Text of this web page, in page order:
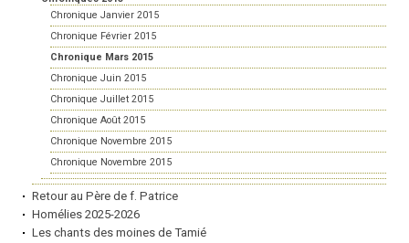
Chronique Janvier 2015
Chronique Février 2015
Chronique Mars 2015
Chronique Juin 2015
Chronique Juillet 2015
Chronique Août 2015
Chronique Novembre 2015
Chronique Novembre 2015
Retour au Père de f. Patrice
Homélies 2025-2026
Les chants des moines de Tamié